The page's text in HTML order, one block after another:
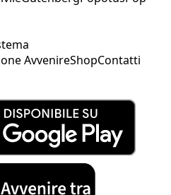
AvvenireShopContatti